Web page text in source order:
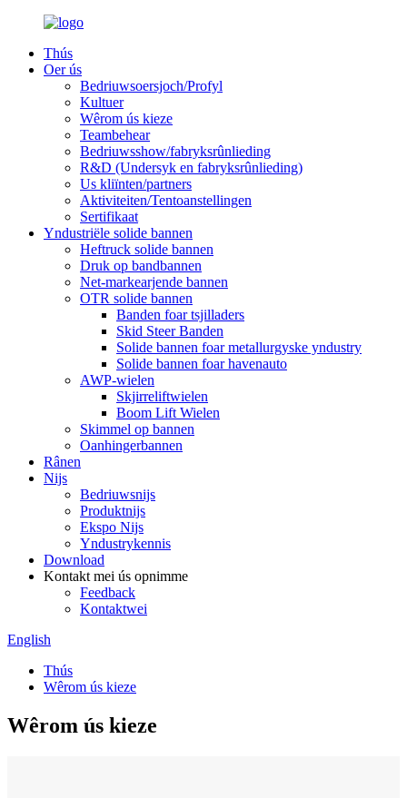
Thús
Oer ús
Bedriuwsoersjoch/Profyl
Kultuer
Wêrom ús kieze
Teambehear
Bedriuwsshow/fabryksrûnlieding
R&D (Undersyk en fabryksrûnlieding)
Us kliïnten/partners
Aktiviteiten/Tentoanstellingen
Sertifikaat
Yndustriële solide bannen
Heftruck solide bannen
Druk op bandbannen
Net-markearjende bannen
OTR solide bannen
Banden foar tsjilladers
Skid Steer Banden
Solide bannen foar metallurgyske yndustry
Solide bannen foar havenauto
AWP-wielen
Skjirreliftwielen
Boom Lift Wielen
Skimmel op bannen
Oanhingerbannen
Rânen
Nijs
Bedriuwsnijs
Produktnijs
Ekspo Nijs
Yndustrykennis
Download
Kontakt mei ús opnimme
Feedback
Kontaktwei
English
Thús
Wêrom ús kieze
Wêrom ús kieze